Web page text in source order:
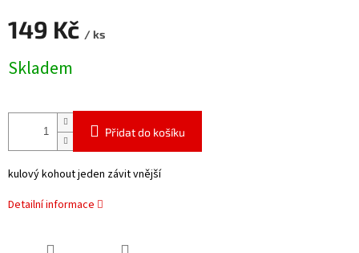
149 Kč / ks
cena:
Skladem
Přidat do košíku
kulový kohout jeden závit vnější
Detailní informace